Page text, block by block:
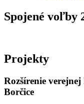
Spojené voľby
Projekty
Rozšírenie
Borčice